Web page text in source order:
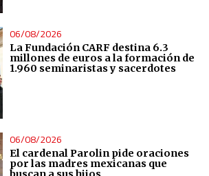
06/08/2026
La Fundación CARF destina 6.3
millones de euros a la formación de
1.960 seminaristas y sacerdotes
06/08/2026
El cardenal Parolin pide oraciones
por las madres mexicanas que